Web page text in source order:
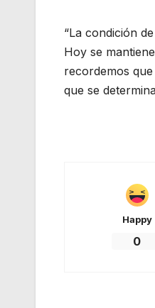
“La condición
Hoy se
recordemos
que se
Happy
0